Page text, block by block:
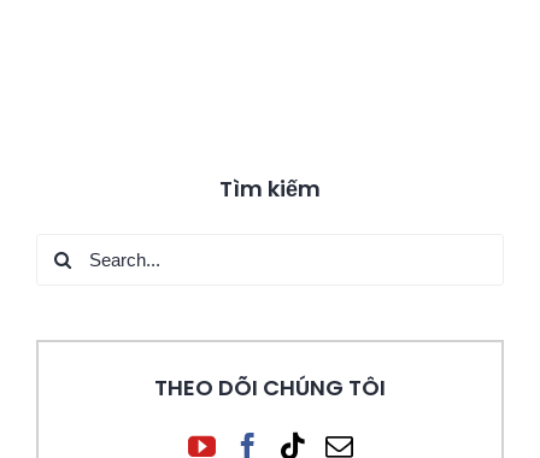
Tìm kiếm
Search
THEO DÕI CHÚNG TÔI